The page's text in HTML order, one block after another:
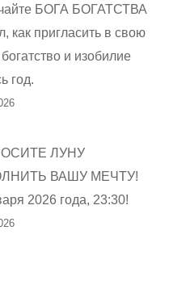
БОГА БОГАТСТВА
как пригласить в свою
и изобилие
год.
ЛУНУ
ВАШУ МЕЧТУ!
2026 года, 23:30!